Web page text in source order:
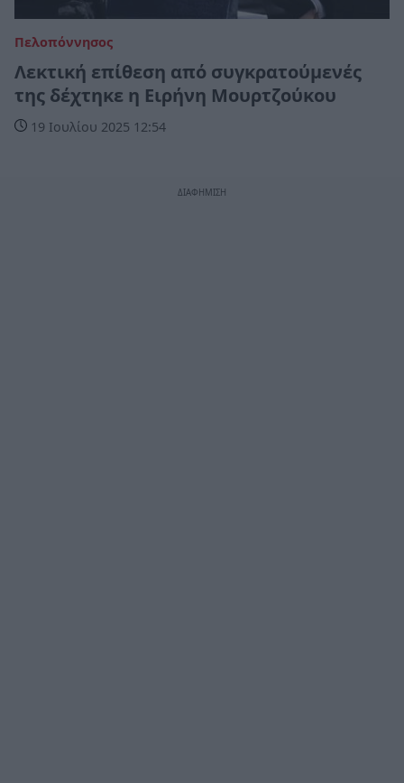
Πελοπόννησος
Λεκτική επίθεση από συγκρατούμενές
της δέχτηκε η Ειρήνη Μουρτζούκου
19 Ιουλίου 2025 12:54